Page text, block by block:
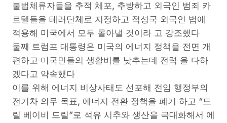
불법체류자들을 추적 체포, 추방하고 외국인 범죄 카
르텔들을 테러단체로 지정하고 적성국 외국인 법에
적용해 미국에서 모두 몰아낼 것이라 고 강조했다
둘째 트럼프 대통령은 미국의 에너지 정책을 전면 개
편하고 미국민들의 생활비를 낮추는데 전력 을 다하
겠다고 약속했다
이를 위해 에너지 비상사태도 선포해 전임 행정부의
전기차 의무 목표, 에너지 전환 정책을 폐기 하고 “드
릴 베이비 드릴”로 석유 시추와 생산을 극대화해서 에